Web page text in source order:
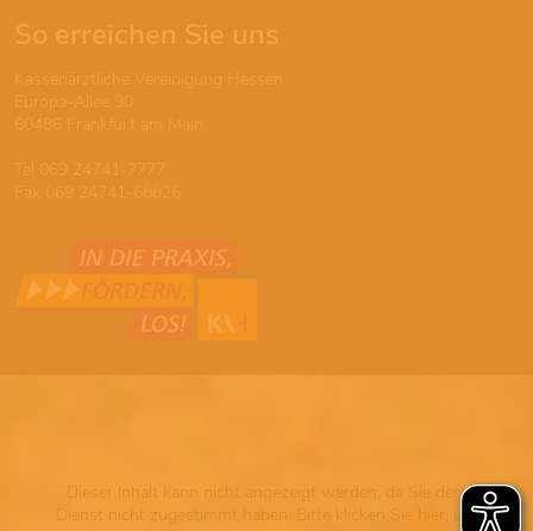
Dieser Inhalt kann nicht angezeigt werden, da Sie dem
Dienst nicht zugestimmt haben. Bitte klicken Sie hier, um